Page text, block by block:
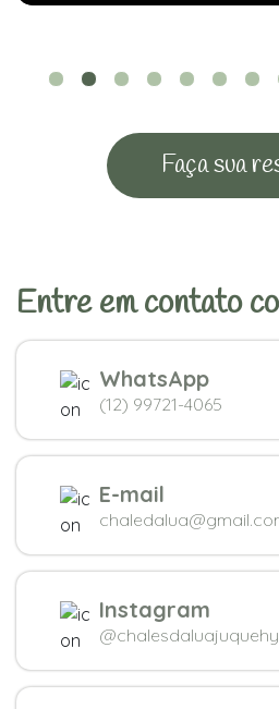
Faça sua
Entre em contato
WhatsApp
(12) 99721-4065
E-mail
Instagram
@chalesdaluajuquehy